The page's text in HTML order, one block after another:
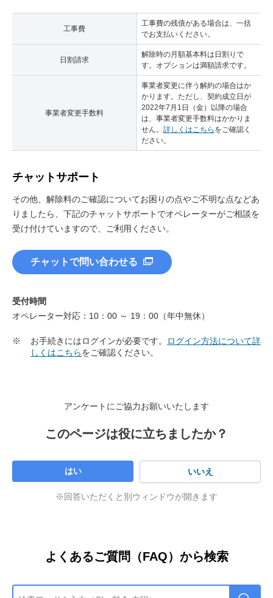
契約解除料の内訳を確認し「次へ」をタップ
SoftBank」→「各種お手続き」→「解約のお手続き」よ
りご確認できます。
※
My SoftBankに表示される金額は当月に解約完了し
た場合の金額です。
「ご利用中のサービス」「ご契約者の氏名（カ
ナ）」「ご契約者の生年月日」「ご登録の連絡
たはメールアドレスです。
メールアドレスを設定しておらず、固定電話の番号
を設定している場合は、書面でのご確認が必要で
工事費
工事費の残債がある場合は、一括
でお支払いください。
日割請求
解除時の月額基本料は日割りで
す。オプションは満額請求です。
事業者変更手数料
事業者変更に伴う解約の場合はか
かります。ただし、契約成立日が
2022年7月1日（金）以降の場合
は、事業者変更手数料はかかりま
せん。 詳しくはこちら をご確認く
ださい。
チャットサポート
その他、解除料のご確認についてお困りの点やご不明な点などあ
りましたら、下記のチャットサポートでオペレーターがご相談を
受け付けていますので、ご利用ください。
チャットで問い合わせる
受付時間
オペレーター対応：10：00 ～ 19：00（年中無休）
※ お手続きにはログインが必要です。
ログイン方法について詳
しくはこちらをご確認ください。
アンケートにご協力お願いいたします
このページは役に立ちましたか？
はい いいえ
※回答いただくと別ウィンドウが開きます
よくあるご質問（FAQ）から検索